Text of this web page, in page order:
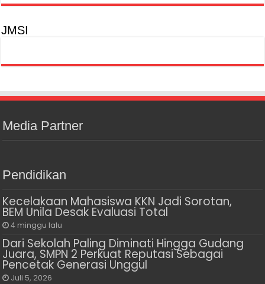
JMSI
Media Partner
Pendidikan
Kecelakaan Mahasiswa KKN Jadi Sorotan,
BEM Unila Desak Evaluasi Total
4 minggu lalu
Dari Sekolah Paling Diminati Hingga Gudang
Juara, SMPN 2 Perkuat Reputasi Sebagai
Pencetak Generasi Unggul
Juli 5, 2026